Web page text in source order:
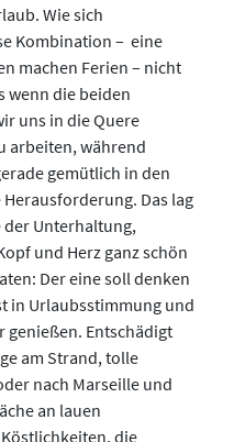
Wie sich
Kombination – eine
machen Ferien – nicht
wenn die beiden
uns in die Quere
arbeiten, während
gemütlich in den
Das lag
Unterhaltung,
und Herz ganz schön
Der eine soll denken
in Urlaubsstimmung und
genießen. Entschädigt
am Strand, tolle
nach Marseille und
an lauen
die